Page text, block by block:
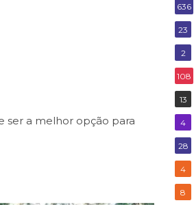
ser a melhor opção para
636
23
2
108
13
4
28
4
8